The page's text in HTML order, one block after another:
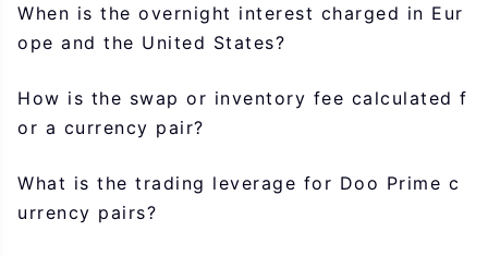
When is the overnight interest charged in Eur
ope and the United States?
How is the swap or inventory fee calculated f
or a currency pair?
What is the trading leverage for Doo Prime c
urrency pairs?